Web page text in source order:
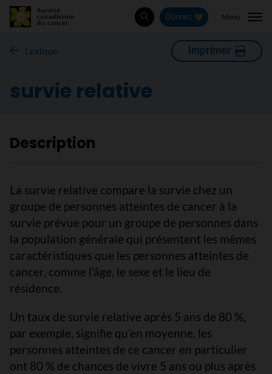
Rechercher
Donnez Menu
Lexique Imprimer
survie relative
Description
La survie relative compare la survie chez un
groupe de personnes atteintes de cancer à la
survie prévue pour un groupe de personnes dans
la population générale qui présentent les mêmes
caractéristiques que les personnes atteintes de
cancer, comme l’âge, le sexe et le lieu de
résidence.
Un taux de survie relative après 5 ans de 80 %,
par exemple, signifie qu’en moyenne, les
personnes atteintes de ce cancer en particulier
ont 80 % de chances de vivre 5 ans ou plus après